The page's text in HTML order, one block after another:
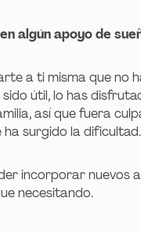
algún apoyo de
a ti misma que no
útil, lo has
así que fuera
surgido la dificultad.
incorporar nuevos
necesitando.